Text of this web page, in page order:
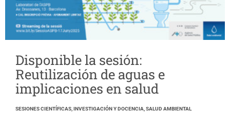
Disponible la sesión:
Reutilización de aguas e
implicaciones en salud
SESIONES CIENTÍFICAS, INVESTIGACIÓN Y DOCENCIA, SALUD AMBIENTAL